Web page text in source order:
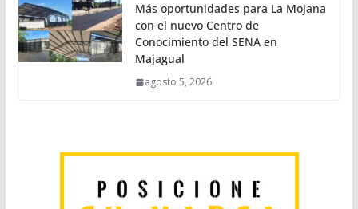
Más oportunidades para La Mojana
con el nuevo Centro de
Conocimiento del SENA en
Majagual
agosto 5, 2026